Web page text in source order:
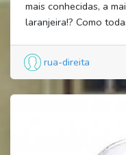
mais conhecidas, a
laranjeira!? Como
rua-direita